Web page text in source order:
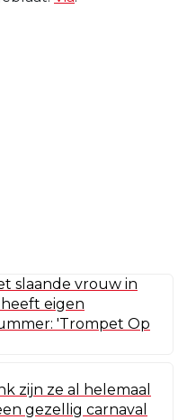
slaande vrouw in
eigen
'Trompet Op
zijn ze al helemaal
gezellig carnaval